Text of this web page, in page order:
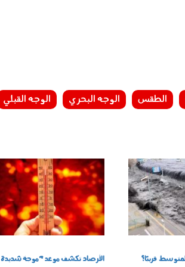
الطقس الوجه البحري الوجه القبلي
قريبًا؟
1505002.jpg
الأرصاد تكشف موعد "موجة شديدة